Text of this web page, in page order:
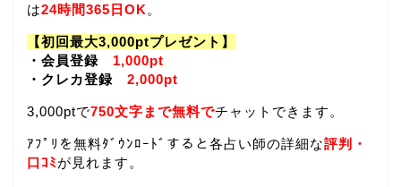
は24時間365日OK 。
【初回最大3,000ptプレゼント】
・会員登録 1,000pt
・クレカ登録 2,000pt
3,000ptで750文字まで無料でチャットできます。
ｱﾌﾟﾘを無料ﾀﾞｳﾝﾛｰﾄﾞすると各占い師の詳細な評判・
口ｺﾐが見れます。